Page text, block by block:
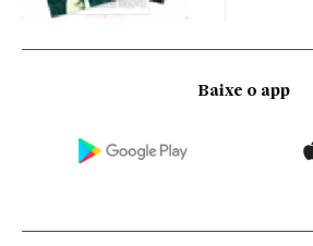
Baixe o app